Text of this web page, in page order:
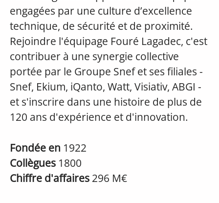
engagées par une culture d’excellence
technique, de sécurité et de proximité.
Rejoindre l'équipage Fouré Lagadec, c'est
contribuer à une synergie collective
portée par le Groupe Snef et ses filiales -
Snef, Ekium, iQanto, Watt, Visiativ, ABGI -
et s'inscrire dans une histoire de plus de
120 ans d'expérience et d'innovation.
Fondée en 1922
Collègues 1800
Chiffre d'affaires 296 M€